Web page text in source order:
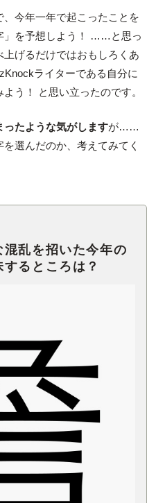
今年一年で起こったことを
」を予想しよう！ ……と思っ
げるだけではおもしろくあ
ライターである自分に
う！ と思い立ったのです。
たような気がしますが……
選んだのか、考えてみてく
乱を招いた今年の
るところは？